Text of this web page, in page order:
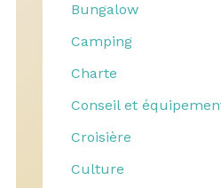
Bungalow
Camping
Charte
Conseil et
Croisière
Culture